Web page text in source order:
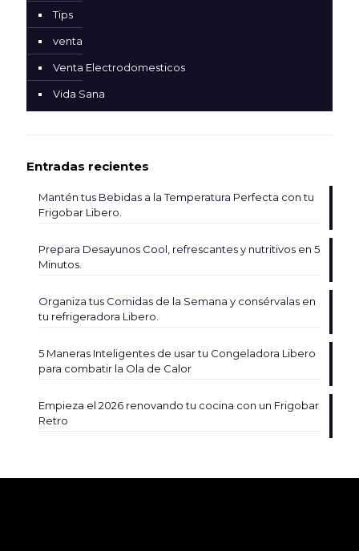
Tips
venta
Venta Electrodomesticos
Vida Sana
Entradas recientes
Mantén tus Bebidas a la Temperatura Perfecta con tu
Frigobar Libero.
Prepara Desayunos Cool, refrescantes y nutritivos en 5
Minutos.
Organiza tus Comidas de la Semana y consérvalas en
tu refrigeradora Libero.
5 Maneras Inteligentes de usar tu Congeladora Libero
para combatir la Ola de Calor
Empieza el 2026 renovando tu cocina con un Frigobar
Retro